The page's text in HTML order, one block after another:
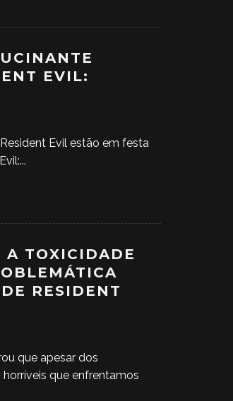
EVIL:
Evil estão em festa
...
A TOXICIDADE
RESIDENT
que apesar dos
que enfrentamos